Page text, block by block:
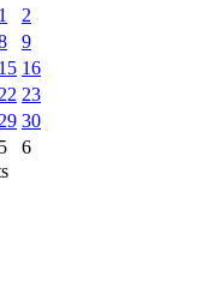
1
2
9
15 16
22 23
29 30
5
6